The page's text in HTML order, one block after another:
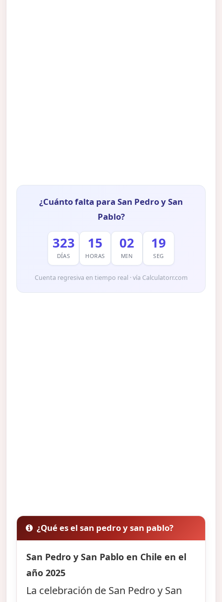
¿Cuánto falta para San Pedro y San
Pablo?
323
DÍAS
15
HORAS
02
MIN
18
SEG
Cuenta regresiva en tiempo real · vía Calculatorr.com
¿Qué es el san pedro y san pablo?
San Pedro y San Pablo en Chile en el
año 2025
La celebración de San Pedro y San